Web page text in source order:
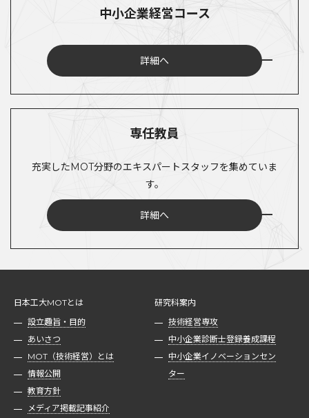
中小企業経営コース
詳細へ
専任教員
充実したMOT分野のエキスパートスタッフを集めていま
す。
詳細へ
日本工大MOTとは
設立趣旨・目的
あいさつ
MOT（技術経営）とは
情報公開
教育方針
メディア掲載記事紹介
研究科案内
技術経営専攻
中小企業診断士登録養成課程
中小企業イノベーションセン
ター